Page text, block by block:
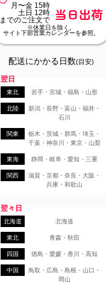
月〜金 15時
土日 12時
までのご注文で
当日出荷
※休業日を除く。
サイト下部営業カレンダーを参照。
配送にかかる日数(目安)
翌日
東北 岩手・宮城・福島・山形
北陸
新潟・長野・富山・福井・
石川
関東
栃木・茨城・群馬・埼玉・
千葉・神奈川・東京・山梨
東海 静岡・岐阜・愛知・三重
関西
滋賀・京都・奈良・大阪・
兵庫・和歌山
翌々日
北海道 北海道
東北 青森・秋田
四国 徳島・愛媛・香川・高知
中国
鳥取・広島・島根・山口・
岡山